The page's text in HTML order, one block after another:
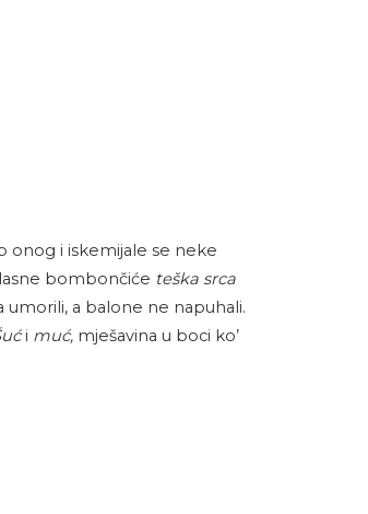
onog i iskemijale se neke
bombončiće teška srca
umorili, a balone ne napuhali.
i muć, mješavina u boci ko’